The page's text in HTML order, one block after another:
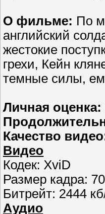
О фильме: По
английский
жестокие
грехи, Кейн
темные силы,
Личная оценка:
Качество
Видео
Кодек: XviD
Размер кадра:
Битрейт: 2444
Аудио